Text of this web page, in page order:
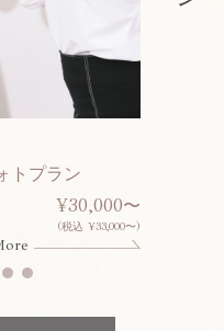
トプラン
¥30,000〜
(税込 ¥33,000〜)